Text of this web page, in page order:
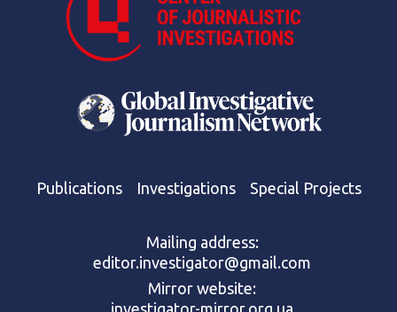
Publications Investigations Special Projects
Mailing address:
editor.investigator@gmail.com
Mirror website: